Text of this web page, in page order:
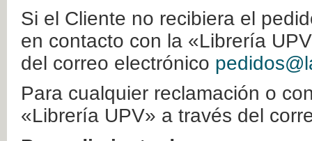
Si el Cliente no recibiera el
en contacto con la «Librería
del correo electrónico
Para cualquier reclamación o
«Librería UPV» a través del